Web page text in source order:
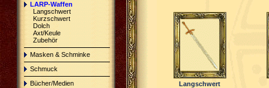
LARP-Waffen
Langschwert
Kurzschwert
Dolch
Axt/Keule
Zubehör
Masken & Schminke
Schmuck
Bücher/Medien
Langschwert